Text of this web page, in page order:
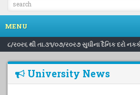
MENU
થી તા.૩૧/૦૭/ર૦ર૭ સુઘીના દૈનિક દરો નકકી
University News